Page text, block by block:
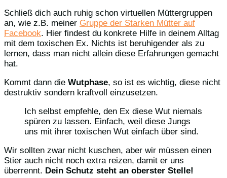
Schließ dich auch ruhig schon virtuellen Müttergruppen
an, wie z.B. meiner Gruppe der Starken Mütter auf
Facebook. Hier findest du konkrete Hilfe in deinem Alltag
mit dem toxischen Ex. Nichts ist beruhigender als zu
lernen, dass man nicht allein diese Erfahrungen gemacht
hat.
Kommt dann die Wutphase, so ist es wichtig, diese nicht
destruktiv sondern kraftvoll einzusetzen.
Ich selbst empfehle, den Ex diese Wut niemals
spüren zu lassen. Einfach, weil diese Jungs
uns mit ihrer toxischen Wut einfach über sind.
Wir sollten zwar nicht kuschen, aber wir müssen einen
Stier auch nicht noch extra reizen, damit er uns
überrennt. Dein Schutz steht an oberster Stelle!